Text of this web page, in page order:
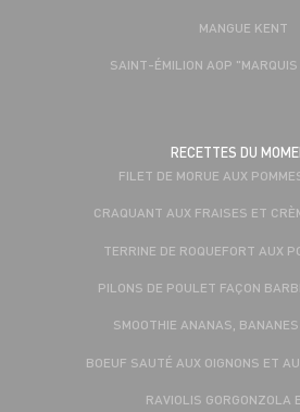
MANGUE KENT
SAINT-ÉMILION AOP
RECETTES DU
FILET DE MORUE AUX
CRAQUANT AUX FRAISES ET
TERRINE DE ROQUEFORT AUX
PILONS DE POULET FAÇON
SMOOTHIE ANANAS,
BOEUF SAUTÉ AUX OIGNONS ET
RAVIOLIS GORGONZOLA